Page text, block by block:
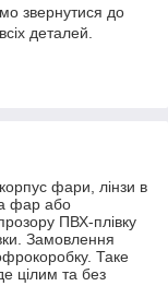
звернутися до
деталей.
фари, лінзи в
фар або
ПВХ-плівку
Замовлення
Таке
цілим та без